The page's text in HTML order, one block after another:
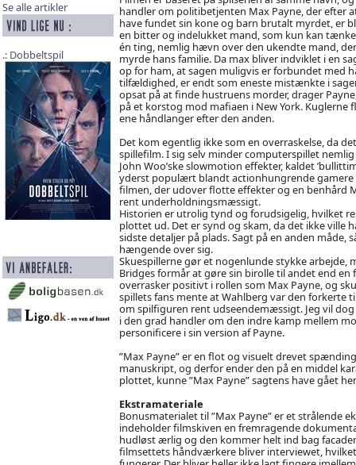
Se alle artikler
Dobbeltspil
handler om politibetjenten Max Payne, der efter
have fundet sin kone og barn brutalt myrdet, er
en bitter og indelukket mand, som kun kan
én ting, nemlig hævn over den ukendte mand, der
myrde hans familie. Da max bliver indviklet i en
op for ham, at sagen muligvis er forbundet med
tilfældighed, er endt som eneste mistænkte i
opsat på at finde hustruens morder, drager
på et korstog mod mafiaen i New York.
ene håndlanger efter den anden.
Det kom egentlig ikke som en overraskelse, da
spillefilm. I sig selv minder computerspillet
John Woo’ske slowmotion effekter, kaldet
yderst populært blandt actionhungrende gamere
filmen, der udover flotte effekter og en benhård
rent underholdningsmæssigt.
Historien er utrolig tynd og forudsigelig, hvilket
plottet ud. Det er synd og skam, da det ikke
sidste detaljer på plads. Sagt på en anden måde,
hængende over sig.
Skuespillerne gør et nogenlunde stykke arbejde,
Bridges formår at gøre sin birolle til andet end
overrasker positivt i rollen som Max Payne, og
spillets fans mente at Wahlberg var den forkerte
om spilfiguren rent udseendemæssigt. Jeg vil
i den grad handler om den indre kamp mellem
personificere i sin version af Payne.
”Max Payne” er en flot og visuelt drevet
manuskript, og derfor ender den på en middel
plottet, kunne ”Max Payne” sagtens have gået
Ekstramateriale
Bonusmaterialet til ”Max Payne” er et strålende
indeholder filmskiven en fremragende
hudløst ærlig og den kommer helt ind bag
filmsettets håndværkere bliver interviewet,